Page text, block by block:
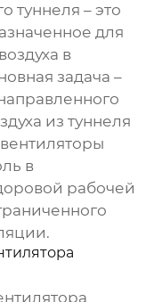
туннеля – это
для
в
задача –
из туннеля
в
рабочей